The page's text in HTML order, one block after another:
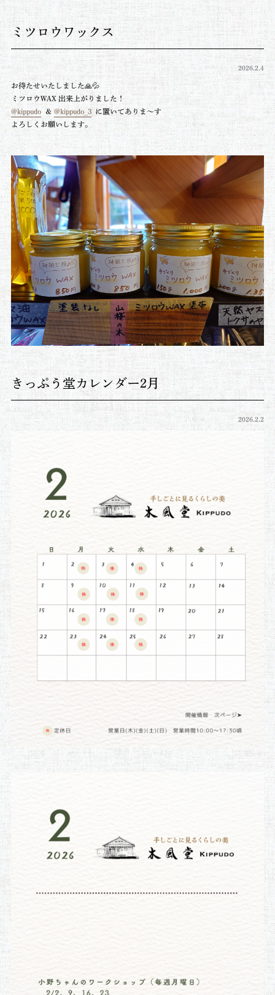
ミツロウワックス
2026.2.4
お待たせいたしました🙏💦
⁡ミツロウWAX 出来上がりました！⁡
@kippudo⁡ ＆ ⁡ @kippudo_3⁡ ⁡ ⁡に置いてありま〜す
⁡⁡⁡よろしくお願いします。
きっぷう堂カレンダー2月
2026.2.2